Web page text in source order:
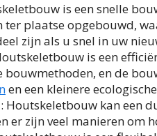
is een snelle
ter plaatse opgebouwd,
zijn als u snel in uw
is een
en de
en een kleinere
: Houtskeletbouw kan een
er zijn veel manieren om